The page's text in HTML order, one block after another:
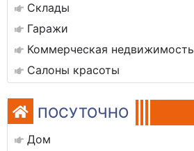
Склады
Гаражи
Коммерческая недвижимость
Салоны красоты
ПОСУТОЧНО
Дом